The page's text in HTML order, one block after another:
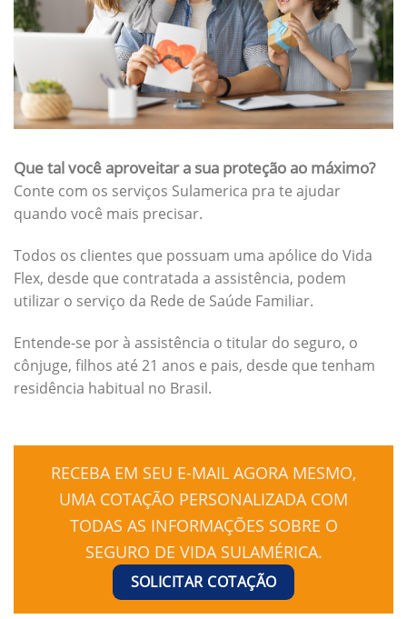
Que tal você aproveitar a sua proteção ao máximo?
Conte com os serviços Sulamerica pra te ajudar
quando você mais precisar.
Todos os clientes que possuam uma apólice do Vida
Flex, desde que contratada a assistência, podem
utilizar o serviço da Rede de Saúde Familiar.
Entende-se por à assistência o titular do seguro, o
cônjuge, filhos até 21 anos e pais, desde que tenham
residência habitual no Brasil.
RECEBA EM SEU E-MAIL AGORA MESMO,
UMA COTAÇÃO PERSONALIZADA COM
TODAS AS INFORMAÇÕES SOBRE O
SEGURO DE VIDA SULAMÉRICA.
SOLICITAR COTAÇÃO